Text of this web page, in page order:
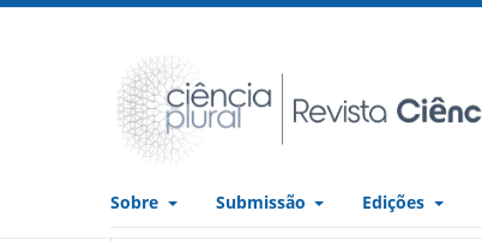
Sobre Submissão Edições